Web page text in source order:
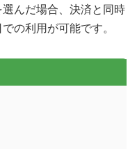
んだ場合、決済と同時
の利用が可能です。